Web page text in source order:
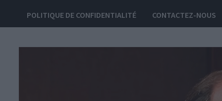
POLITIQUE DE CONFIDENTIALITÉ CONTACTEZ-NOUS